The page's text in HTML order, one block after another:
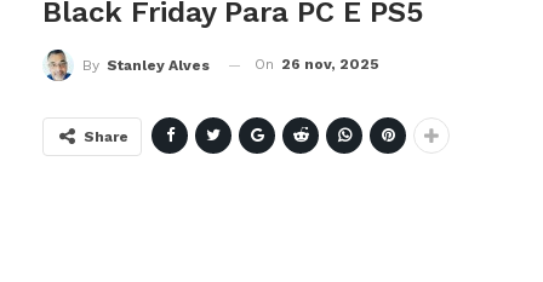
Black Friday Para PC E PS5
By Stanley Alves On 26 nov, 2025
Share